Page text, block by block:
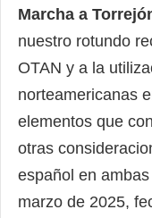
Marcha a
nuestro rotundo
OTAN y a la
norteamericanas
elementos que
otras
español en
marzo de 2025,